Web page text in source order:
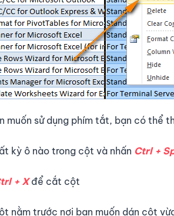
muốn sử dụng phím tắt, bạn có thể
kỳ ô nào trong cột và nhấn Ctrl +
+ Xđể cắt cột
nằm trước nơi bạn muốn dán cột